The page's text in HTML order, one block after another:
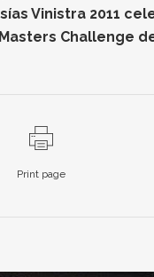
Vinistra 2011
Challenge
Print page